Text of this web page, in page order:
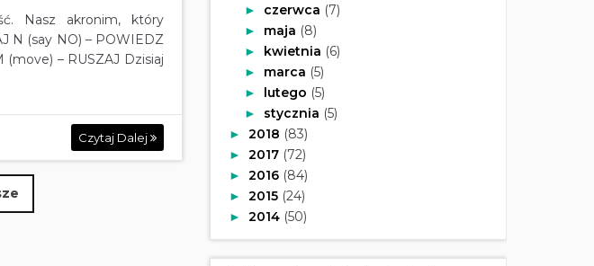
Nasz akronim, który
N (say NO) – POWIEDZ
(move) – RUSZAJ Dzisiaj
Czytaj Dalej
► czerwca (7)
► maja (8)
► kwietnia (6)
► marca (5)
► lutego (5)
► stycznia (5)
► 2018 (83)
► 2017 (72)
► 2016 (84)
► 2015 (24)
► 2014 (50)